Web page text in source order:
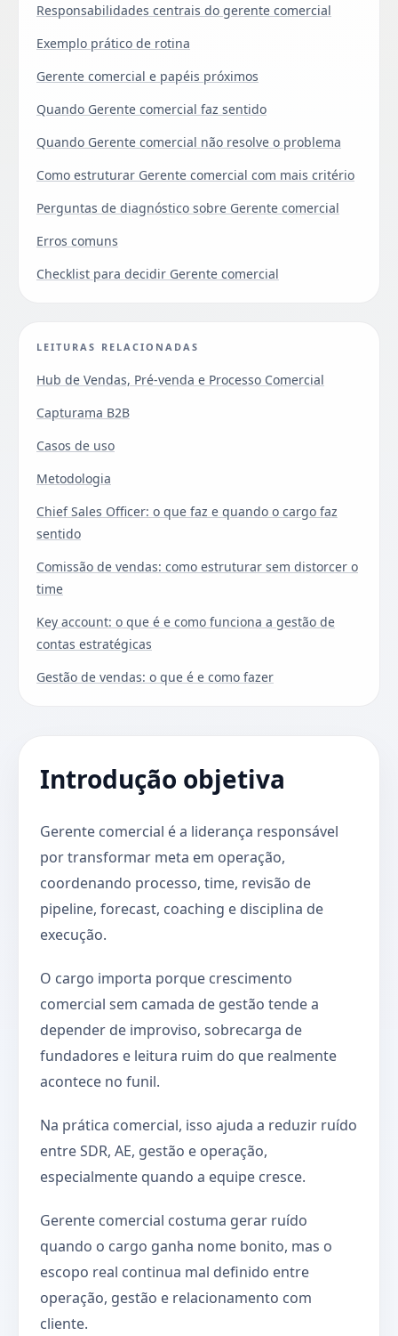
Responsabilidades centrais do gerente comercial
Exemplo prático de rotina
Gerente comercial e papéis próximos
Quando Gerente comercial faz sentido
Quando Gerente comercial não resolve o problema
Como estruturar Gerente comercial com mais critério
Perguntas de diagnóstico sobre Gerente comercial
Erros comuns
Checklist para decidir Gerente comercial
LEITURAS RELACIONADAS
Hub de Vendas, Pré-venda e Processo Comercial
Capturama B2B
Casos de uso
Metodologia
Chief Sales Officer: o que faz e quando o cargo faz
sentido
Comissão de vendas: como estruturar sem distorcer o
time
Key account: o que é e como funciona a gestão de
contas estratégicas
Gestão de vendas: o que é e como fazer
Introdução objetiva
Gerente comercial é a liderança responsável
por transformar meta em operação,
coordenando processo, time, revisão de
pipeline, forecast, coaching e disciplina de
execução.
O cargo importa porque crescimento
comercial sem camada de gestão tende a
depender de improviso, sobrecarga de
fundadores e leitura ruim do que realmente
acontece no funil.
Na prática comercial, isso ajuda a reduzir ruído
entre SDR, AE, gestão e operação,
especialmente quando a equipe cresce.
Gerente comercial costuma gerar ruído
quando o cargo ganha nome bonito, mas o
escopo real continua mal definido entre
operação, gestão e relacionamento com
cliente.